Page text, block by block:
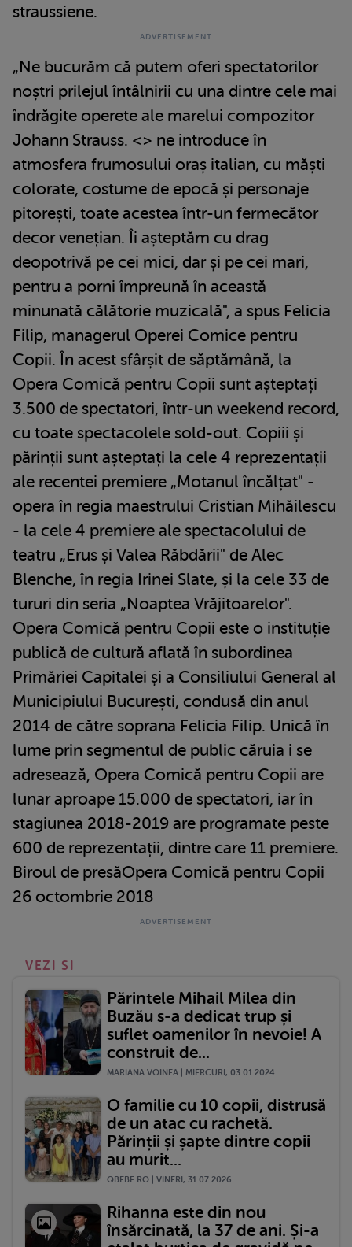
straussiene.
„Ne bucurăm că putem oferi spectatorilor
noștri prilejul întâlnirii cu una dintre cele mai
îndrăgite operete ale marelui compozitor
Johann Strauss. <> ne introduce în
atmosfera frumosului oraș italian, cu măști
colorate, costume de epocă și personaje
pitorești, toate acestea într-un fermecător
decor venețian. Îi așteptăm cu drag
deopotrivă pe cei mici, dar și pe cei mari,
pentru a porni împreună în această
minunată călătorie muzicală", a spus Felicia
Filip, managerul Operei Comice pentru
Copii. În acest sfârșit de săptămână, la
Opera Comică pentru Copii sunt așteptați
3.500 de spectatori, într-un weekend record,
cu toate spectacolele sold-out. Copiii și
părinții sunt așteptați la cele 4 reprezentații
ale recentei premiere „Motanul încălțat" -
opera în regia maestrului Cristian Mihăilescu
- la cele 4 premiere ale spectacolului de
teatru „Erus și Valea Răbdării" de Alec
Blenche, în regia Irinei Slate, și la cele 33 de
tururi din seria „Noaptea Vrăjitoarelor".
Opera Comică pentru Copii este o instituție
publică de cultură aflată în subordinea
Primăriei Capitalei și a Consiliului General al
Municipiului București, condusă din anul
2014 de către soprana Felicia Filip. Unică în
lume prin segmentul de public căruia i se
adresează, Opera Comică pentru Copii are
lunar aproape 15.000 de spectatori, iar în
stagiunea 2018-2019 are programate peste
600 de reprezentații, dintre care 11 premiere.
Biroul de presăOpera Comică pentru Copii
26 octombrie 2018
VEZI SI
Părintele Mihail Milea din
Buzău s-a dedicat trup și
suflet oamenilor în nevoie! A
construit de...
MARIANA VOINEA | MIERCURI, 03.01.2024
O familie cu 10 copii, distrusă
de un atac cu rachetă.
Părinții și șapte dintre copii
au murit...
QBEBE.RO | VINERI, 31.07.2026
Rihanna este din nou
însărcinată, la 37 de ani. Și-a